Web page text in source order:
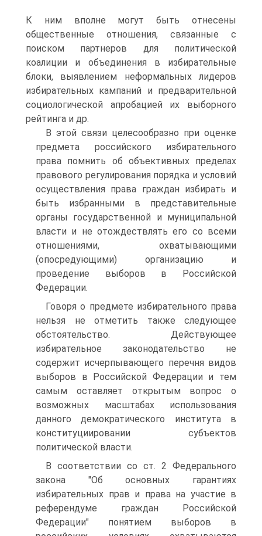
К ним вполне могут быть отнесены
общественные отношения, связанные с
поиском партнеров для политической
коалиции и объединения в избирательные
блоки, выявлением неформальных лидеров
избирательных кампаний и предварительной
социологической апробацией их выборного
рейтинга и др.
В этой связи целесообразно при оценке
предмета российского избирательного
права помнить об объективных пределах
правового регулирования порядка и условий
осуществления права граждан избирать и
быть избранными в представительные
органы государственной и муниципальной
власти и не отождествлять его со всеми
отношениями, охватывающими
(опосредующими) организацию и
проведение выборов в Российской
Федерации.
Говоря о предмете избирательного права
нельзя не отметить также следующее
обстоятельство. Действующее
избирательное законодательство не
содержит исчерпывающего перечня видов
выборов в Российской Федерации и тем
самым оставляет открытым вопрос о
возможных масштабах использования
данного демократического института в
конституциировании субъектов
политической власти.
В соответствии со ст. 2 Федерального
закона "Об основных гарантиях
избирательных прав и права на участие в
референдуме граждан Российской
Федерации" понятием выборов в